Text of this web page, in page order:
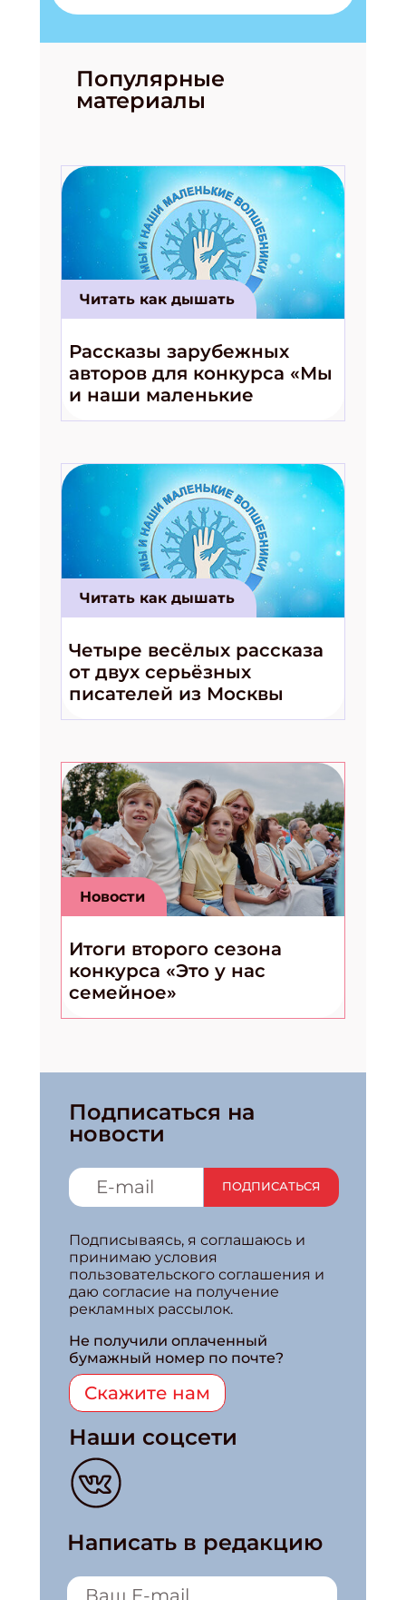
Популярные
материалы
Читать как дышать
Рассказы зарубежных
авторов для конкурса «Мы
и наши маленькие
волшебники!»
Читать как дышать
Четыре весёлых рассказа
от двух серьёзных
писателей из Москвы
Новости
Итоги второго сезона
конкурса «Это у нас
семейное»
Подписаться на
новости
ПОДПИСАТЬСЯ
Подписываясь, я соглашаюсь и
принимаю условия
пользовательского соглашения и
даю согласие на получение
рекламных рассылок.
Не получили оплаченный
бумажный номер по почте?
Скажите нам
Наши соцсети
Написать в редакцию